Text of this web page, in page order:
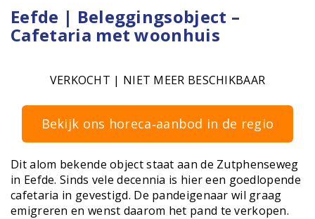
Eefde | Beleggingsobject –
Cafetaria met woonhuis
VERKOCHT | NIET MEER BESCHIKBAAR
Bekijk ons horeca‑aanbod in de regio
Dit alom bekende object staat aan de Zutphenseweg
in Eefde. Sinds vele decennia is hier een goedlopende
cafetaria in gevestigd. De pandeigenaar wil graag
emigreren en wenst daarom het pand te verkopen.